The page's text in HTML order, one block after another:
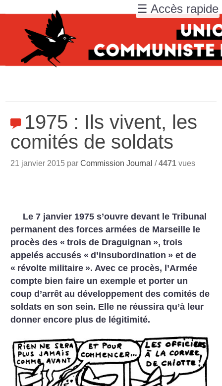
1975 : Ils vivent, les
comités de soldats
21 janvier 2015 parCommission Journal /4471 vues
Le 7 janvier 1975 s’ouvre devant le Tribunal
permanent des forces armées de Marseille le
procès des « trois de Draguignan », trois
appelés accusés « d’insubordination » et de
« révolte militaire ». Avec ce procès, l’Armée
compte bien faire un exemple et porter un
coup d’arrêt au développement des comités de
soldats en son sein. Elle ne réussira qu’à leur
donner encore plus de légitimité.
☰ Accès rapide